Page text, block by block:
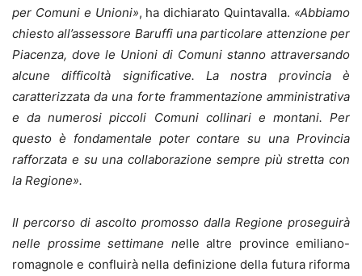
per Comuni e Unioni», ha dichiarato Quintavalla. «Abbiamo
chiesto all’assessore Baruffi una particolare attenzione per
Piacenza, dove le Unioni di Comuni stanno attraversando
alcune difficoltà significative. La nostra provincia è
caratterizzata da una forte frammentazione amministrativa
e da numerosi piccoli Comuni collinari e montani. Per
questo è fondamentale poter contare su una Provincia
rafforzata e su una collaborazione sempre più stretta con
la Regione».
Il percorso di ascolto promosso dalla Regione proseguirà
nelle prossime settimane nelle altre province emiliano-
romagnole e confluirà nella definizione della futura riforma